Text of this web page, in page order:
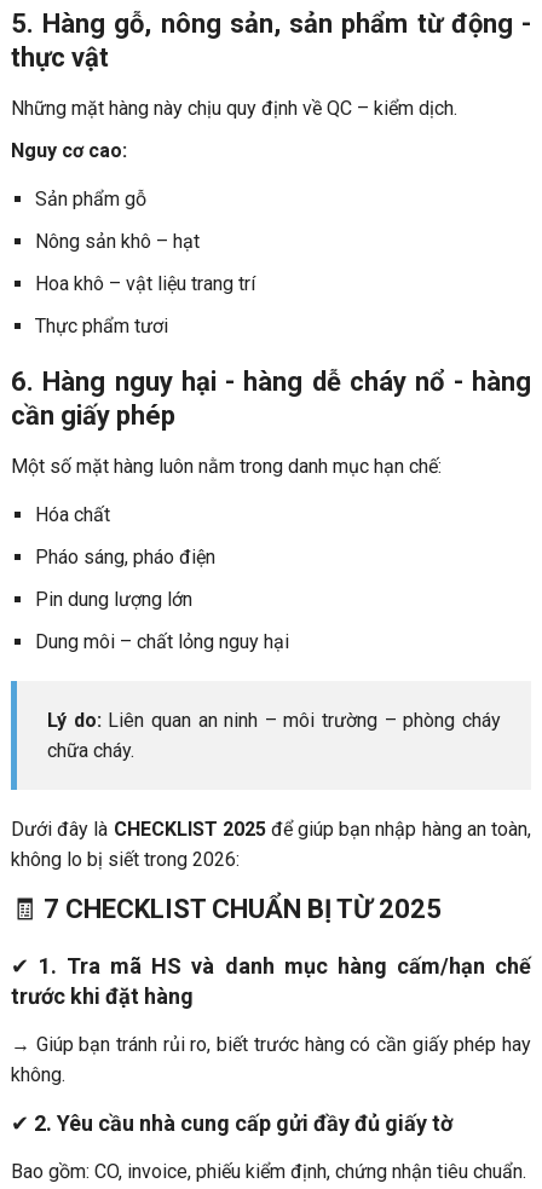
5. Hàng gỗ, nông sản, sản phẩm từ động -
thực vật
Những mặt hàng này chịu quy định về QC – kiểm dịch.
Nguy cơ cao:
Sản phẩm gỗ
Nông sản khô – hạt
Hoa khô – vật liệu trang trí
Thực phẩm tươi
6. Hàng nguy hại - hàng dễ cháy nổ - hàng
cần giấy phép
Một số mặt hàng luôn nằm trong danh mục hạn chế:
Hóa chất
Pháo sáng, pháo điện
Pin dung lượng lớn
Dung môi – chất lỏng nguy hại
Lý do: Liên quan an ninh – môi trường – phòng cháy
chữa cháy.
Dưới đây là CHECKLIST 2025để giúp bạn nhập hàng an toàn,
không lo bị siết trong 2026:
🧾 7 CHECKLIST CHUẨN BỊ TỪ 2025
✔ 1. Tra mã HS và danh mục hàng cấm/hạn chế
trước khi đặt hàng
→ Giúp bạn tránh rủi ro, biết trước hàng có cần giấy phép hay
không.
✔ 2. Yêu cầu nhà cung cấp gửi đầy đủ giấy tờ
Bao gồm: CO, invoice, phiếu kiểm định, chứng nhận tiêu chuẩn.